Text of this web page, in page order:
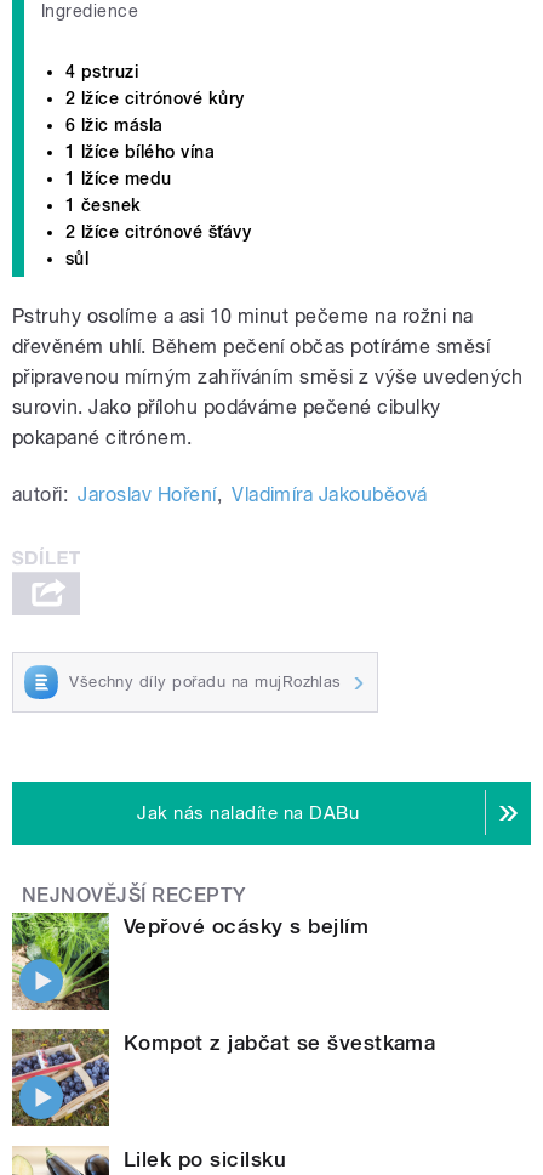
Ingredience
4 pstruzi
2 lžíce citrónové kůry
6 lžic másla
1 lžíce bílého vína
1 lžíce medu
1 česnek
2 lžíce citrónové šťávy
sůl
Pstruhy osolíme a asi 10 minut pečeme na rožni na
dřevěném uhlí. Během pečení občas potíráme směsí
připravenou mírným zahříváním směsi z výše uvedených
surovin. Jako přílohu podáváme pečené cibulky
pokapané citrónem.
autoři: Jaroslav Hoření, Vladimíra Jakouběová
Všechny díly pořadu na mujRozhlas
Jak nás naladíte na DABu
NEJNOVĚJŠÍ RECEPTY
Vepřové ocásky s bejlím
Kompot z jabčat se švestkama
Lilek po sicilsku